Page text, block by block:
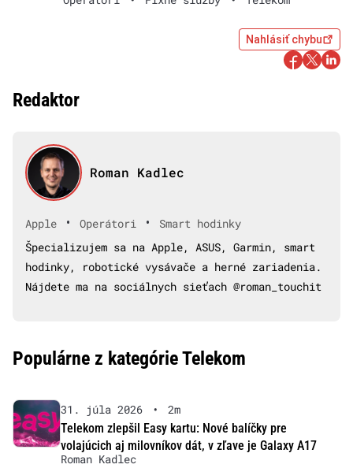
Nahlásiť chybu
Redaktor
Roman Kadlec
Apple • Operátori •
Smart hodinky
Špecializujem sa na Apple, ASUS, Garmin, smart
hodinky, robotické vysávače a herné zariadenia.
Nájdete ma na sociálnych sieťach @roman_touchit
Populárne z kategórie Telekom
31. júla 2026 •
2m
Telekom zlepšil Easy kartu: Nové balíčky pre
volajúcich aj milovníkov dát, v zľave je Galaxy A17
Roman Kadlec